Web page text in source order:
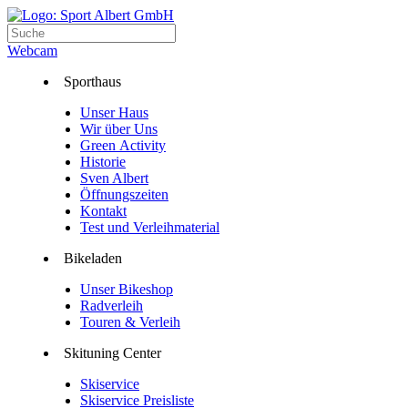
Webcam
Sporthaus
Unser Haus
Wir über Uns
Green Activity
Historie
Sven Albert
Öffnungszeiten
Kontakt
Test und Verleihmaterial
Bikeladen
Unser Bikeshop
Radverleih
Touren & Verleih
Skituning Center
Skiservice
Skiservice Preisliste